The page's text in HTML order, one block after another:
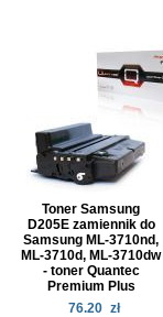
Toner Samsung
D205E zamiennik do
Samsung ML-3710nd,
ML-3710d, ML-3710dw
- toner Quantec
Premium Plus
76.20 zł